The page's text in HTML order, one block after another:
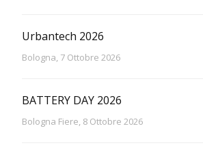
Urbantech 2026
Bologna, 7 Ottobre 2026
BATTERY DAY 2026
Bologna Fiere, 8 Ottobre 2026